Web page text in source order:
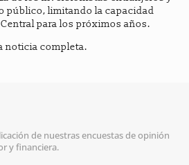
público, limitando la capacidad
para los próximos años.
noticia completa.
de nuestras encuestas de opinión
y financiera.